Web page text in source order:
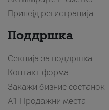
Припејд регистрација
Поддршка
Секција за поддршка
Контакт форма
Закажи бизнис состанок
A1 Продажни места